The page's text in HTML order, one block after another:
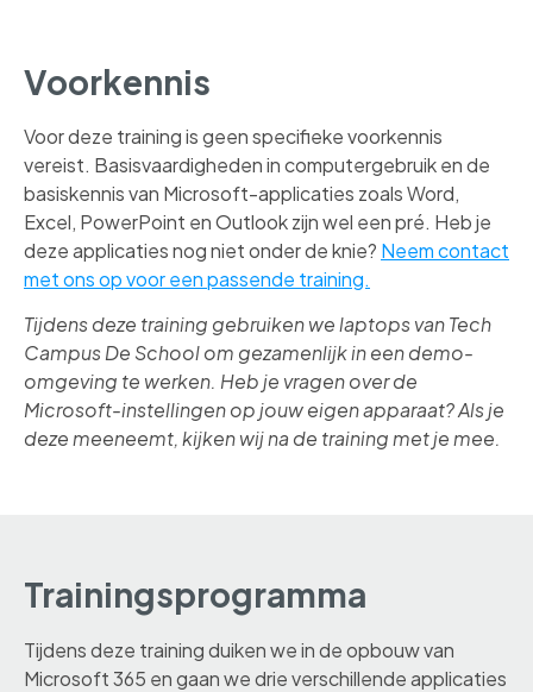
Voorkennis
Voor deze training is geen specifieke voorkennis
vereist. Basisvaardigheden in computergebruik en de
basiskennis van Microsoft-applicaties zoals Word,
Excel, PowerPoint en Outlook zijn wel een pré. Heb je
deze applicaties nog niet onder de knie? Neem contact
met ons op voor een passende training.
Tijdens deze training gebruiken we laptops van Tech
Campus De School om gezamenlijk in een demo-
omgeving te werken. Heb je vragen over de
Microsoft-instellingen op jouw eigen apparaat? Als je
deze meeneemt, kijken wij na de training met je mee.
Trainingsprogramma
Tijdens deze training duiken we in de opbouw van
Microsoft 365 en gaan we drie verschillende applicaties